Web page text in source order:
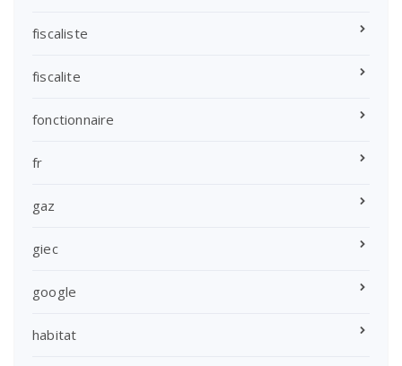
fiscaliste
fiscalite
fonctionnaire
fr
gaz
giec
google
habitat